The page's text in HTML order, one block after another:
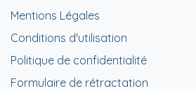
Mentions Légales
Conditions d'utilisation
Politique de confidentialité
Formulaire de rétractation